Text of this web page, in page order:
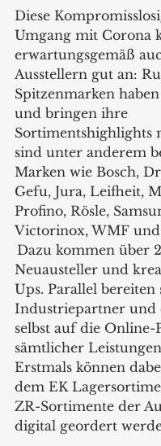
Diese
Umgang mit Corona
erwartungsgemäß
Ausstellern gut an:
Spitzenmarken
und bringen ihre
Sortimentshighlights
sind unter anderem
Marken wie Bosch,
Gefu, Jura, Leifheit,
Profino, Rösle,
Victorinox, WMF
Dazu kommen über
Neuausteller und
Ups. Parallel bereiten
Industriepartner und
selbst auf die Online-
sämtlicher
Erstmals können
dem EK
ZR-Sortimente der
digital geordert